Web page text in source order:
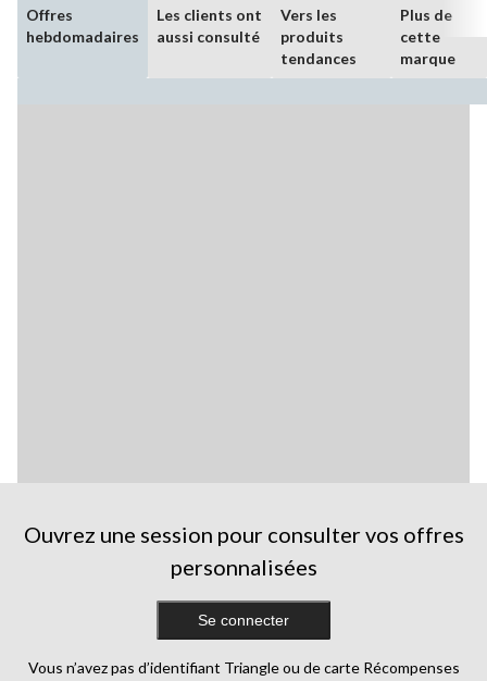
Offres
hebdomadaires
Les clients ont
aussi consulté
Vers les
produits
tendances
Plus de
cette
marque
Ouvrez une session pour consulter vos offres
personnalisées
Se connecter
Vous n’avez pas d’identifiant Triangle ou de carte Récompenses